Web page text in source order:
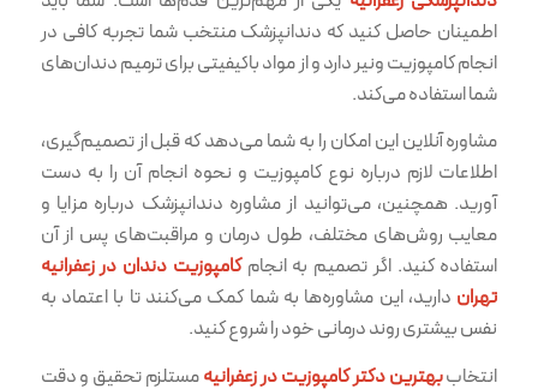
اطمینان حاصل کنید که دندانپزشک منتخب شما تجربه کافی در
انجام کامپوزیت ونیر دارد و از مواد باکیفیتی برای ترمیم دندان‌های
شما استفاده می‌کند.
مشاوره آنلاین این امکان را به شما می‌دهد که قبل از تصمیم‌گیری،
اطلاعات لازم درباره نوع کامپوزیت و نحوه انجام آن را به دست
آورید. همچنین، می‌توانید از مشاوره دندانپزشک درباره مزایا و
معایب روش‌های مختلف، طول درمان و مراقبت‌های پس از آن
استفاده کنید. اگر تصمیم به انجامکامپوزیت دندان در زعفرانیه
تهران دارید، این مشاوره‌ها به شما کمک می‌کنند تا با اعتماد به
نفس بیشتری روند درمانی خود را شروع کنید.
انتخاببهترین دکتر کامپوزیت در زعفرانیهمستلزم تحقیق و دقت